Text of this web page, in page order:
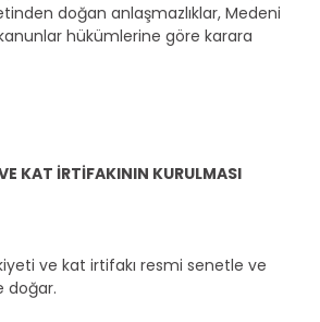
doğan anlaşmazlıklar, Medeni
hükümlerine göre karara
KAT İRTİFAKININ KURULMASI
ve kat irtifakı resmi senetle ve
doğar.